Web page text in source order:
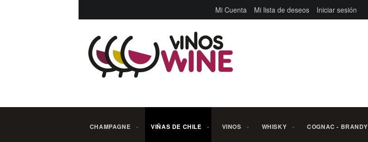
Mi Cuenta Mi lista de deseos Iniciar sesión
al
CHAMPAGNE VIÑAS DE CHILE VINOS WHISKY COGNAC - BRANDY